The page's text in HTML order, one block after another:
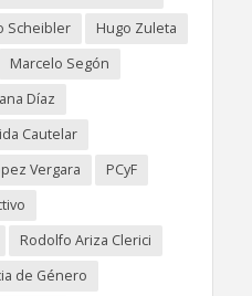
Scheibler
Hugo Zuleta
Marcelo Segón
Díaz
Cautelar
Vergara
PCyF
Rodolfo Ariza Clerici
de Género